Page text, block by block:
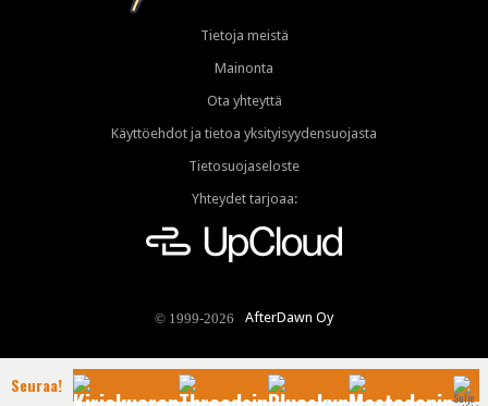
Tietoja meistä
Mainonta
Ota yhteyttä
Käyttöehdot ja tietoa yksityisyydensuojasta
Tietosuojaseloste
Yhteydet tarjoaa:
© 1999-2026 AfterDawn Oy
Seuraa!